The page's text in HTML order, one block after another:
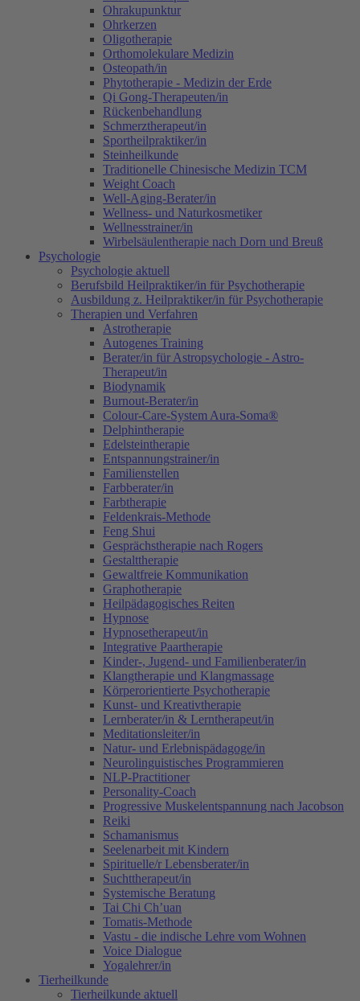
Ohrakupunktur
Ohrkerzen
Oligotherapie
Orthomolekulare Medizin
Osteopath/in
Phytotherapie - Medizin der Erde
Qi Gong-Therapeuten/in
Rückenbehandlung
Schmerztherapeut/in
Sportheilpraktiker/in
Steinheilkunde
Traditionelle Chinesische Medizin TCM
Weight Coach
Well-Aging-Berater/in
Wellness- und Naturkosmetiker
Wellnesstrainer/in
Wirbelsäulentherapie nach Dorn und Breuß
Psychologie
Psychologie aktuell
Berufsbild Heilpraktiker/in für Psychotherapie
Ausbildung z. Heilpraktiker/in für Psychotherapie
Therapien und Verfahren
Astrotherapie
Autogenes Training
Berater/in für Astropsychologie - Astro-
Therapeut/in
Biodynamik
Burnout-Berater/in
Colour-Care-System Aura-Soma®
Delphintherapie
Edelsteintherapie
Entspannungstrainer/in
Familienstellen
Farbberater/in
Farbtherapie
Feldenkrais-Methode
Feng Shui
Gesprächstherapie nach Rogers
Gestalttherapie
Gewaltfreie Kommunikation
Graphotherapie
Heilpädagogisches Reiten
Hypnose
Hypnosetherapeut/in
Integrative Paartherapie
Kinder-, Jugend- und Familienberater/in
Klangtherapie und Klangmassage
Körperorientierte Psychotherapie
Kunst- und Kreativtherapie
Lernberater/in & Lerntherapeut/in
Meditationsleiter/in
Natur- und Erlebnispädagoge/in
Neurolinguistisches Programmieren
NLP-Practitioner
Personality-Coach
Progressive Muskelentspannung nach Jacobson
Reiki
Schamanismus
Seelenarbeit mit Kindern
Spirituelle/r Lebensberater/in
Suchttherapeut/in
Systemische Beratung
Tai Chi Ch’uan
Tomatis-Methode
Vastu - die indische Lehre vom Wohnen
Voice Dialogue
Yogalehrer/in
Tierheilkunde
Tierheilkunde aktuell